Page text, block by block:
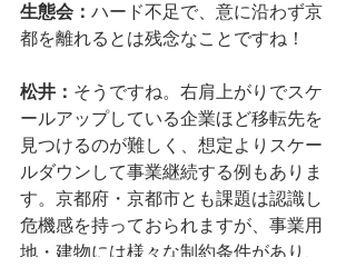
生態会： ハード不足で、意に沿わず京
都を離れるとは残念なことですね！
松井： そうですね。右肩上がりでスケ
ールアップしている企業ほど移転先を
見つけるのが難しく、想定よりスケー
ルダウンして事業継続する例もありま
す。京都府・京都市とも課題は認識し
危機感を持っておられますが、事業用
地・建物には様々な制約条件があり、